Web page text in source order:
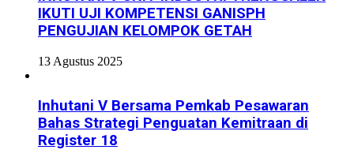
IKUTI UJI KOMPETENSI GANISPH
PENGUJIAN KELOMPOK GETAH
13 Agustus 2025
Inhutani V Bersama Pemkab Pesawaran
Bahas Strategi Penguatan Kemitraan di
Register 18